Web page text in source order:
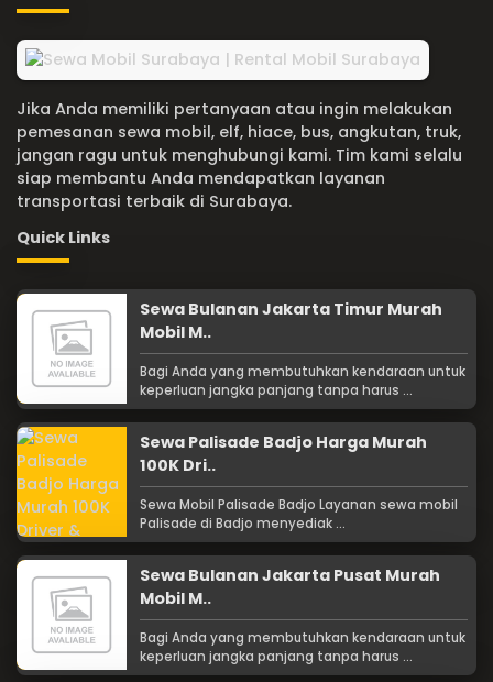
Jika Anda memiliki pertanyaan atau ingin melakukan
pemesanan sewa mobil, elf, hiace, bus, angkutan, truk,
jangan ragu untuk menghubungi kami. Tim kami selalu
siap membantu Anda mendapatkan layanan
transportasi terbaik di Surabaya.
Quick Links
Sewa Bulanan Jakarta Timur Murah
Mobil M..
Bagi Anda yang membutuhkan kendaraan untuk
keperluan jangka panjang tanpa harus ...
Sewa Palisade Badjo Harga Murah
100K Dri..
Sewa Mobil Palisade Badjo Layanan sewa mobil
Palisade di Badjo menyediak ...
Sewa Bulanan Jakarta Pusat Murah
Mobil M..
Bagi Anda yang membutuhkan kendaraan untuk
keperluan jangka panjang tanpa harus ...